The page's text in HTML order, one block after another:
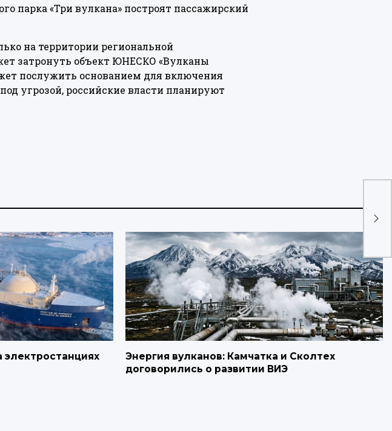
парка «Три вулкана» построят пассажирский
на территории региональной
затронуть объект ЮНЕСКО «Вулканы
послужить основанием для включения
угрозой, российские власти планируют
электростанциях
Энергия вулканов: Камчатка и Сколтех
договорились о развитии ВИЭ